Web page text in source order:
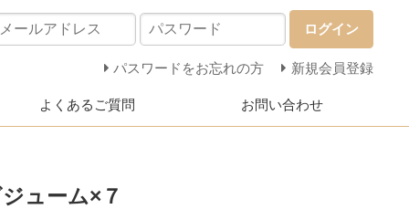
ログイン
パスワードをお忘れの方 新規会員登録
よくあるご質問 お問い合わせ
ューム×７